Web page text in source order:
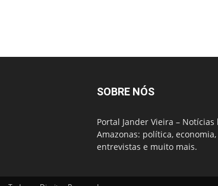
SOBRE NÓS
Portal Jander Vieira –
Amazonas: política,
entrevistas e muito mais.